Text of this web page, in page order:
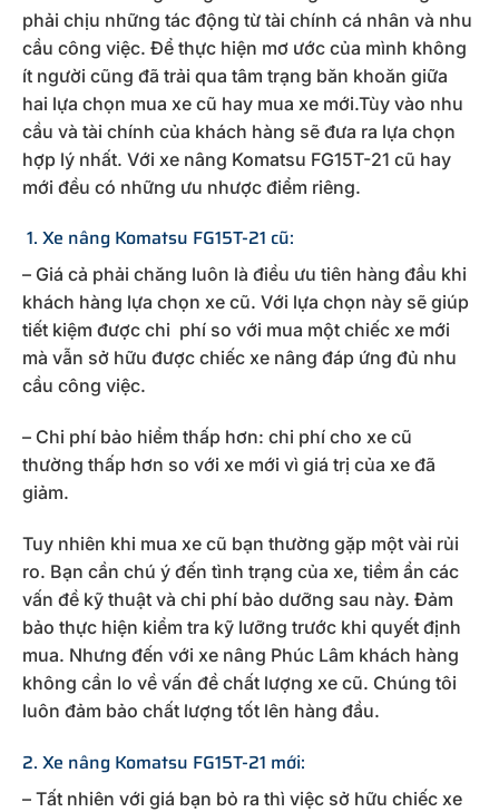
phải chịu những tác động từ tài chính cá nhân và nhu
cầu công việc. Để thực hiện mơ ước của mình không
ít người cũng đã trải qua tâm trạng băn khoăn giữa
hai lựa chọn mua xe cũ hay mua xe mới.Tùy vào nhu
cầu và tài chính của khách hàng sẽ đưa ra lựa chọn
hợp lý nhất. Với xe nâng Komatsu FG15T-21 cũ hay
mới đều có những ưu nhược điểm riêng.
1. Xe nâng Komatsu FG15T-21 cũ:
– Giá cả phải chăng luôn là điều ưu tiên hàng đầu khi
khách hàng lựa chọn xe cũ. Với lựa chọn này sẽ giúp
tiết kiệm được chi phí so với mua một chiếc xe mới
mà vẫn sở hữu được chiếc xe nâng đáp ứng đủ nhu
cầu công việc.
– Chi phí bảo hiểm thấp hơn: chi phí cho xe cũ
thường thấp hơn so với xe mới vì giá trị của xe đã
giảm.
Tuy nhiên khi mua xe cũ bạn thường gặp một vài rủi
ro. Bạn cần chú ý đến tình trạng của xe, tiềm ẩn các
vấn đề kỹ thuật và chi phí bảo dưỡng sau này. Đảm
bảo thực hiện kiểm tra kỹ lưỡng trước khi quyết định
mua. Nhưng đến với xe nâng Phúc Lâm khách hàng
không cần lo về vấn đề chất lượng xe cũ. Chúng tôi
luôn đảm bảo chất lượng tốt lên hàng đầu.
2. Xe nâng Komatsu FG15T-21 mới:
– Tất nhiên với giá bạn bỏ ra thì việc sở hữu chiếc xe